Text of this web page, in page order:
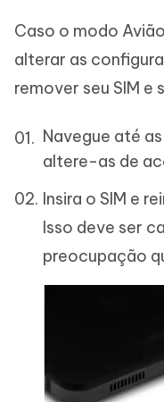
Caso o modo
alterar as
remover seu SIM e
Navegue até
altere-as de
Insira o SIM e
Isso deve ser
preocupação